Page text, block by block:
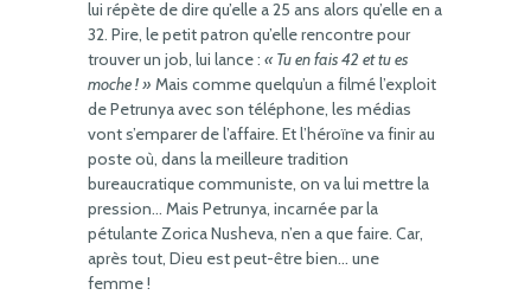
lui répète de dire qu’elle a 25 ans alors qu’elle en a
32. Pire, le petit patron qu’elle rencontre pour
trouver un job, lui lance : « Tu en fais 42 et tu es
moche ! » Mais comme quelqu’un a filmé l’exploit
de Petrunya avec son téléphone, les médias
vont s’emparer de l’affaire. Et l’héroïne va finir au
poste où, dans la meilleure tradition
bureaucratique communiste, on va lui mettre la
pression… Mais Petrunya, incarnée par la
pétulante Zorica Nusheva, n’en a que faire. Car,
après tout, Dieu est peut-être bien… une
femme !